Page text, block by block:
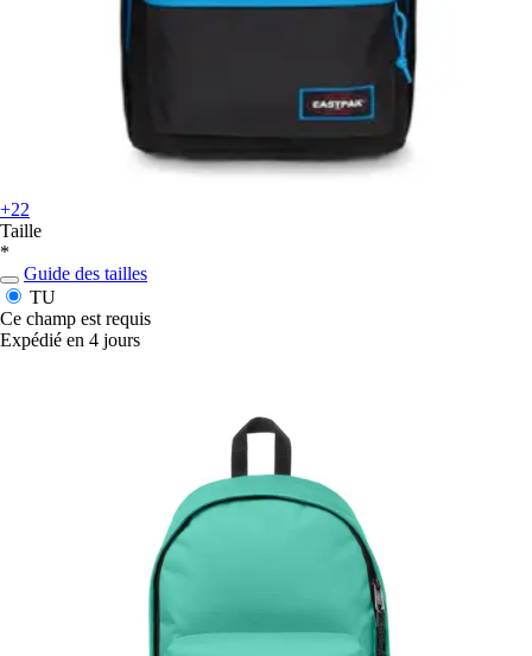
+22
Taille
*
Guide des tailles
TU
Ce champ est requis
Expédié en 4 jours